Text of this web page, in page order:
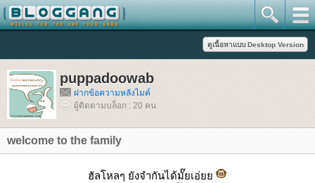
puppadoowab
ฝากข้อความหลังไมค์
ผู้ติดตามบล็อก : 20 คน
welcome to the family
ฮัลโหลๆ ยังจำกันได้มั๊ยเอ่